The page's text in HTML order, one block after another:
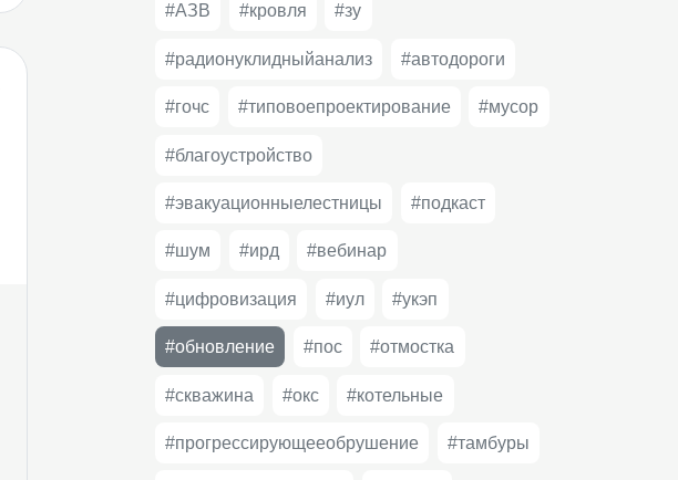
#АЗВ #кровля #зу
#радионуклидныйанализ #автодороги
#гочс #типовоепроектирование #мусор
#благоустройство
#эвакуационныелестницы #подкаст
#шум #ирд #вебинар
#цифровизация #иул #укэп
#обновление #пос #отмостка
#скважина #окс #котельные
#прогрессирующееобрушение #тамбуры